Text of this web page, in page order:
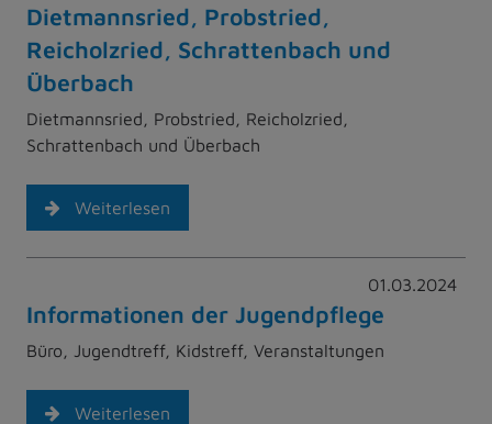
Dietmannsried, Probstried,
Reicholzried, Schrattenbach und
Überbach
Dietmannsried, Probstried, Reicholzried,
Schrattenbach und Überbach
Weiterlesen
01.03.2024
Informationen der Jugendpflege
Büro, Jugendtreff, Kidstreff, Veranstaltungen
Weiterlesen